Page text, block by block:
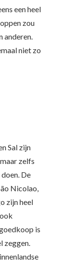
een heel
zou
anderen.
niet zo
Sal zijn
zelfs
De
Nicolao,
zijn heel
is
zeggen.